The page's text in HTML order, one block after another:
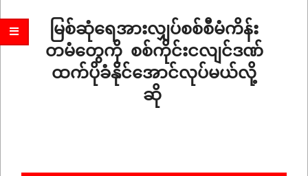
မြစ်ဆုံရေအားလျှပ်စစ်စီမံကိန်း
တမံတွေကို စစ်ကိုင်းငလျင်ဒဏ်
ထက်ပိုခံနိုင်အောင်လုပ်မယ်လို့
ဆို